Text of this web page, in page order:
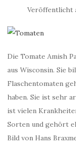
Veröffentlicht
Die Tomate Amish
aus Wisconsin. Sie
Flaschentomaten
haben. Sie ist sehr
ist vielen
Sorten und gehört
Bild von Hans